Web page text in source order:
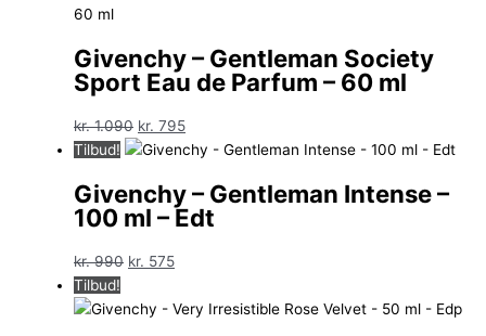
Givenchy – Gentleman Society
Sport Eau de Parfum – 60 ml
kr.1.090 Den
oprindelige
var:
kr. 1.090.
kr. 795Den
aktuelle
er:
kr. 795.
Tilbud!
Givenchy – Gentleman Intense –
100 ml – Edt
kr.990 Den
pris
kr. 575Den
pris
Tilbud!